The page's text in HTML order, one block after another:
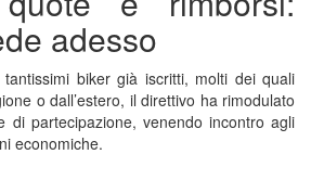
adesso
biker già iscritti, molti dei quali
o dall’estero, il direttivo ha rimodulato
di partecipazione, venendo incontro agli
economiche.